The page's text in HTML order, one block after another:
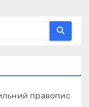
правопис